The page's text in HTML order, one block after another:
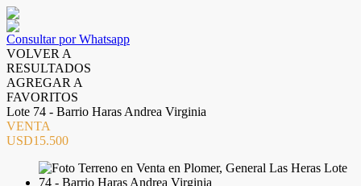
Consultar por Whatsapp
VOLVER A
RESULTADOS
AGREGAR A
FAVORITOS
Lote 74 - Barrio Haras Andrea Virginia
VENTA
USD15.500